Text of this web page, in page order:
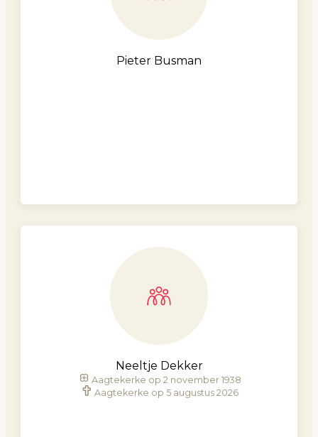
Pieter Busman
Neeltje Dekker
Aagtekerke op 2 november 1938
Aagtekerke op 5 augustus 2026